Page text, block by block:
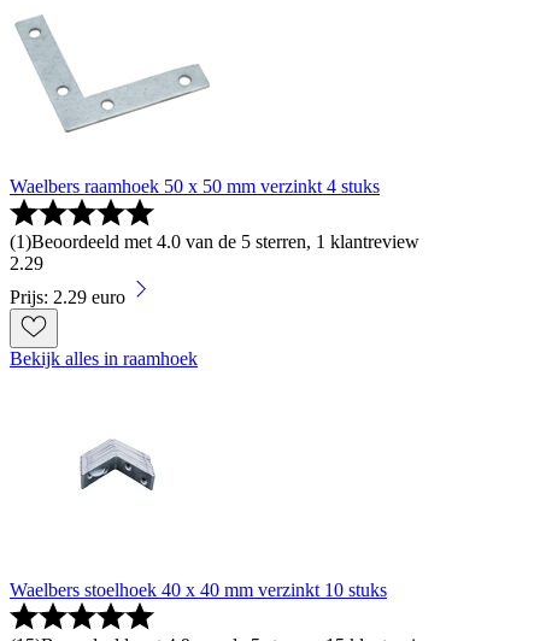
Waelbers raamhoek 50 x 50 mm verzinkt 4 stuks
(1)Beoordeeld met 4.0 van de 5 sterren, 1 klantreview
2.29
Prijs: 2.29 euro
Bekijk alles in raamhoek
Waelbers stoelhoek 40 x 40 mm verzinkt 10 stuks